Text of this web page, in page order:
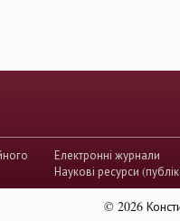
акти КСУ
України
судочинства
Електронні журнали
Наукові ресурси
© 2026